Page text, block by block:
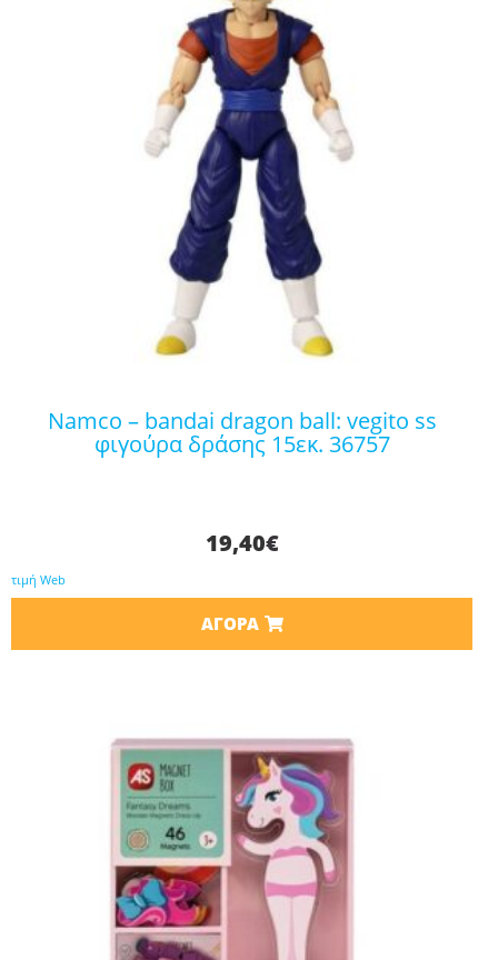
namco – bandai dragon ball: vegito ss
φιγούρα δράσης 15εκ. 36757
19,40€
τιμή Web
ΑΓΟΡΆ